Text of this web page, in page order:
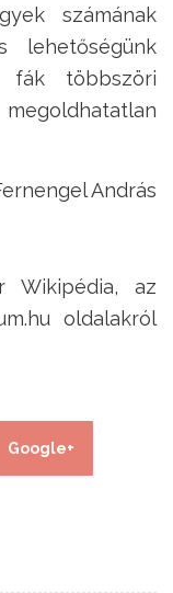
számának
lehetőségünk
többszöri
András
Wikipédia, az
oldalakról
Google+